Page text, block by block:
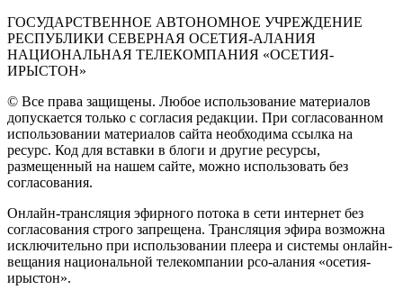
ГОСУДАРСТВЕННОЕ АВТОНОМНОЕ УЧРЕЖДЕНИЕ
РЕСПУБЛИКИ СЕВЕРНАЯ ОСЕТИЯ-АЛАНИЯ
НАЦИОНАЛЬНАЯ ТЕЛЕКОМПАНИЯ «ОСЕТИЯ-
ИРЫСТОН»
© Все права защищены. Любое использование материалов
допускается только с согласия редакции. При согласованном
использовании материалов сайта необходима ссылка на
ресурс. Код для вставки в блоги и другие ресурсы,
размещенный на нашем сайте, можно использовать без
согласования.
Онлайн-трансляция эфирного потока в сети интернет без
согласования строго запрещена. Трансляция эфира возможна
исключительно при использовании плеера и системы онлайн-
вещания национальной телекомпании рсо-алания «осетия-
ирыстон».